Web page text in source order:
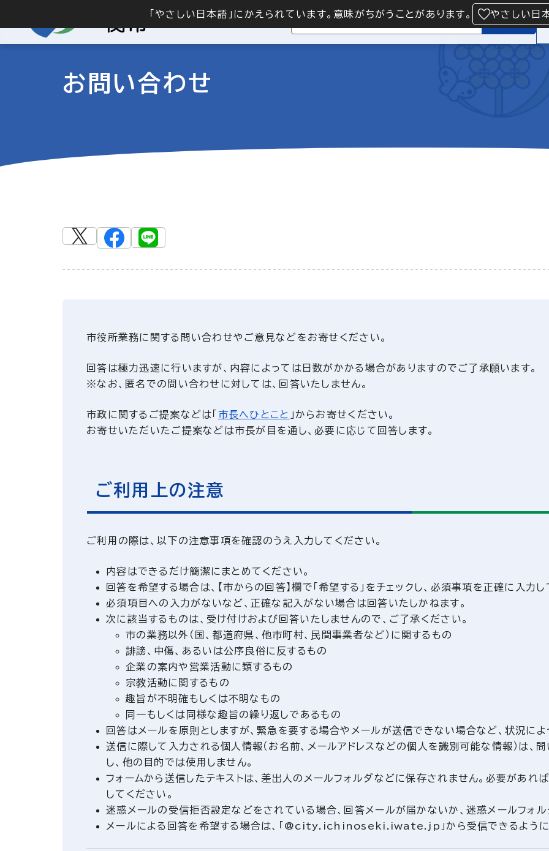
「やさしい日本語」にかえられています。意味がちがうことがあります。 やさしい日
検索
お問い合わせ
市役所業務に関する問い合わせやご意見などをお寄せください。
回答は極力迅速に行いますが、内容によっては日数がかかる場合がありますのでご了承願います。
※なお、匿名での問い合わせに対しては、回答いたしません。
市政に関するご提案などは「 市長へひとこと 」からお寄せください。
お寄せいただいたご提案などは市長が目を通し、必要に応じて回答します。
ご利用上の注意
ご利用の際は、以下の注意事項を確認のうえ入力してください。
内容はできるだけ簡潔にまとめてください。
回答を希望する場合は、【市からの回答】欄で「希望する」をチェックし、必須事項を正確に入力し
必須項目への入力がないなど、正確な記入がない場合は回答いたしかねます。
次に該当するものは、受け付けおよび回答いたしませんので、ご了承ください。
市の業務以外（国、都道府県、他市町村、民間事業者など）に関するもの
誹謗、中傷、あるいは公序良俗に反するもの
企業の案内や営業活動に類するもの
宗教活動に関するもの
趣旨が不明確もしくは不明なもの
同一もしくは同様な趣旨の繰り返しであるもの
回答はメールを原則としますが、緊急を要する場合やメールが送信できない場合など、状況によ
送信に際して入力される個人情報（お名前、メールアドレスなどの個人を識別可能な情報）は、
し、他の目的では使用しません。
フォームから送信したテキストは、差出人のメールフォルダなどに保存されません。必要があれ
してください。
迷惑メールの受信拒否設定などをされている場合、回答メールが届かないか、迷惑メールフォル
メールによる回答を希望する場合は、「@city.ichinoseki.iwate.jp」から受信できるように